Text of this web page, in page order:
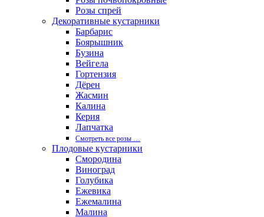
Розы спрей
Декоративные кустарники
Барбарис
Боярышник
Бузина
Вейгела
Гортензия
Дёрен
Жасмин
Калина
Керия
Лапчатка
Смотреть все розы …
Плодовые кустарники
Смородина
Виноград
Голубика
Ежевика
Ежемалина
Малина